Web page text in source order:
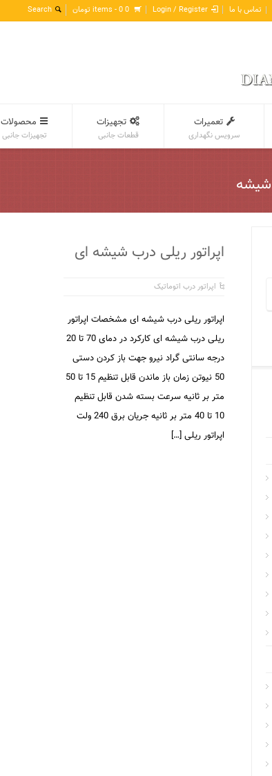
تماس با ما Login / Register
0 items -
0 تومان
تعمیرات
سرویس نگهداری
تجهیزات
قطعات جانبی
محصولات
تجهیزات جانبی
اپراتور ریلی درب شیشه ای
اپراتور درب اتوماتیک
اپراتور ریلی درب شیشه ای مشخصات اپراتور
ریلی درب شیشه ای کارکرد در دمای 70 تا 20
درجه سانتی گراد نیرو جهت باز کردن دستی
50 نیوتن زمان باز ماندن قابل تنظیم 15 تا 50
متر بر ثانیه سرعت بسته شدن قابل تنظیم
10 تا 40 متر بر ثانیه جریان برق 240 ولت
اپراتور ریلی […]